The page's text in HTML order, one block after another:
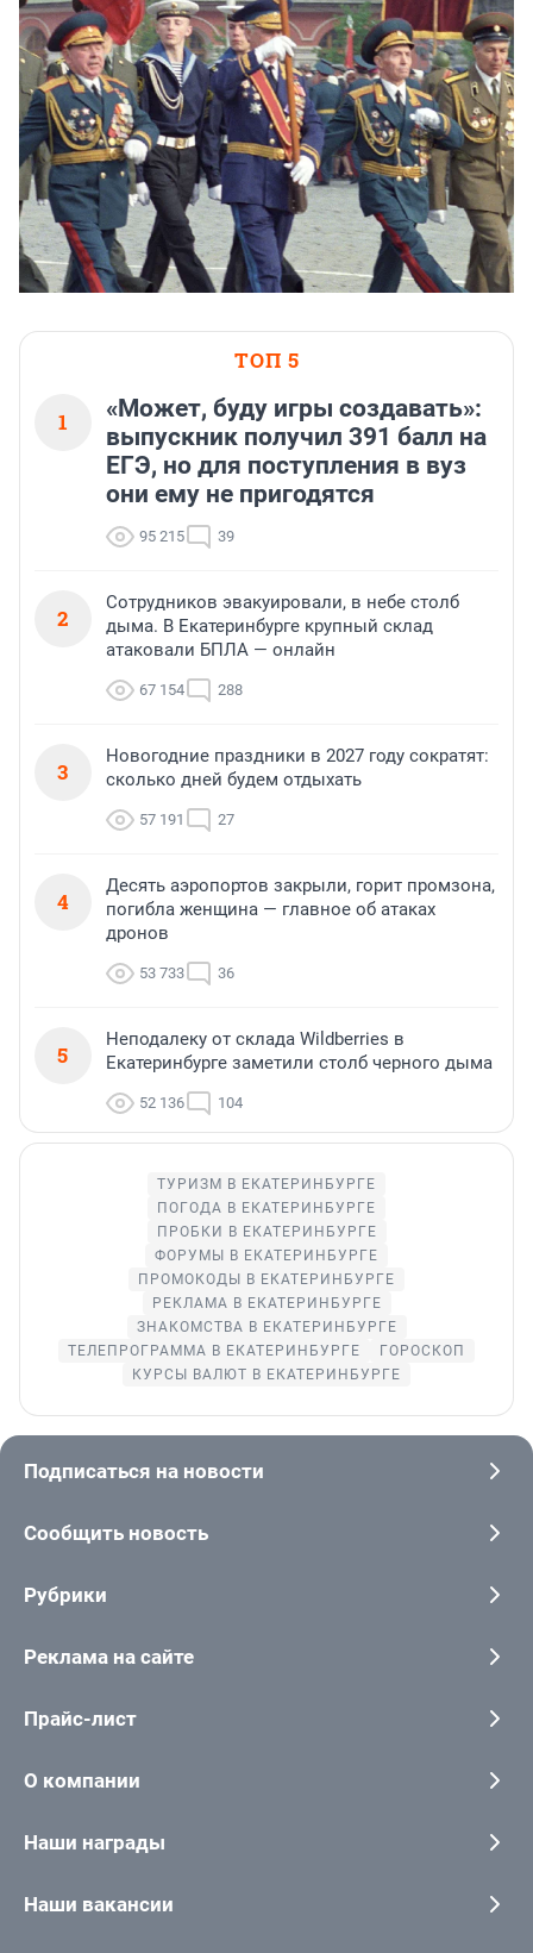
ТОП 5
1
«Может, буду игры создавать»:
выпускник получил 391 балл на
ЕГЭ, но для поступления в вуз
они ему не пригодятся
95 215 39
2
Сотрудников эвакуировали, в небе столб
дыма. В Екатеринбурге крупный склад
атаковали БПЛА — онлайн
67 154 288
3
Новогодние праздники в 2027 году сократят:
сколько дней будем отдыхать
57 191 27
4
Десять аэропортов закрыли, горит промзона,
погибла женщина — главное об атаках
дронов
53 733 36
5
Неподалеку от склада Wildberries в
Екатеринбурге заметили столб черного дыма
52 136 104
ТУРИЗМ В ЕКАТЕРИНБУРГЕ
ПОГОДА В ЕКАТЕРИНБУРГЕ
ПРОБКИ В ЕКАТЕРИНБУРГЕ
ФОРУМЫ В ЕКАТЕРИНБУРГЕ
ПРОМОКОДЫ В ЕКАТЕРИНБУРГЕ
РЕКЛАМА В ЕКАТЕРИНБУРГЕ
ЗНАКОМСТВА В ЕКАТЕРИНБУРГЕ
ТЕЛЕПРОГРАММА В ЕКАТЕРИНБУРГЕ
ГОРОСКОП
КУРСЫ ВАЛЮТ В ЕКАТЕРИНБУРГЕ
Подписаться на новости
Сообщить новость
Рубрики
Реклама на сайте
Прайс-лист
О компании
Наши награды
Наши вакансии